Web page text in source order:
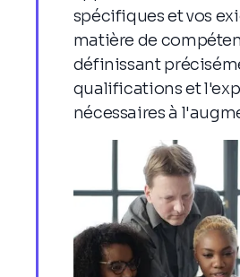
Expert En
- Élaborer et exécuter des
marketing digital pour
objectifs commerciaux
- Analyser le site Web et
pour évaluer les
spécifiques et vos
matière de
définissant
qualifications et
nécessaires à